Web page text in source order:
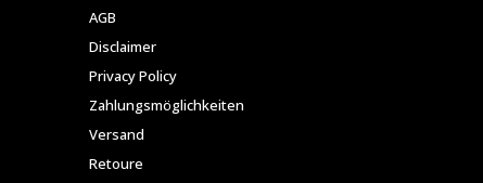
AGB
Disclaimer
Privacy Policy
Zahlungsmöglichkeiten
Versand
Retoure